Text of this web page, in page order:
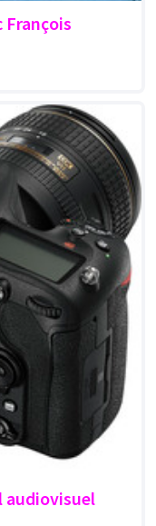
François
audiovisuel